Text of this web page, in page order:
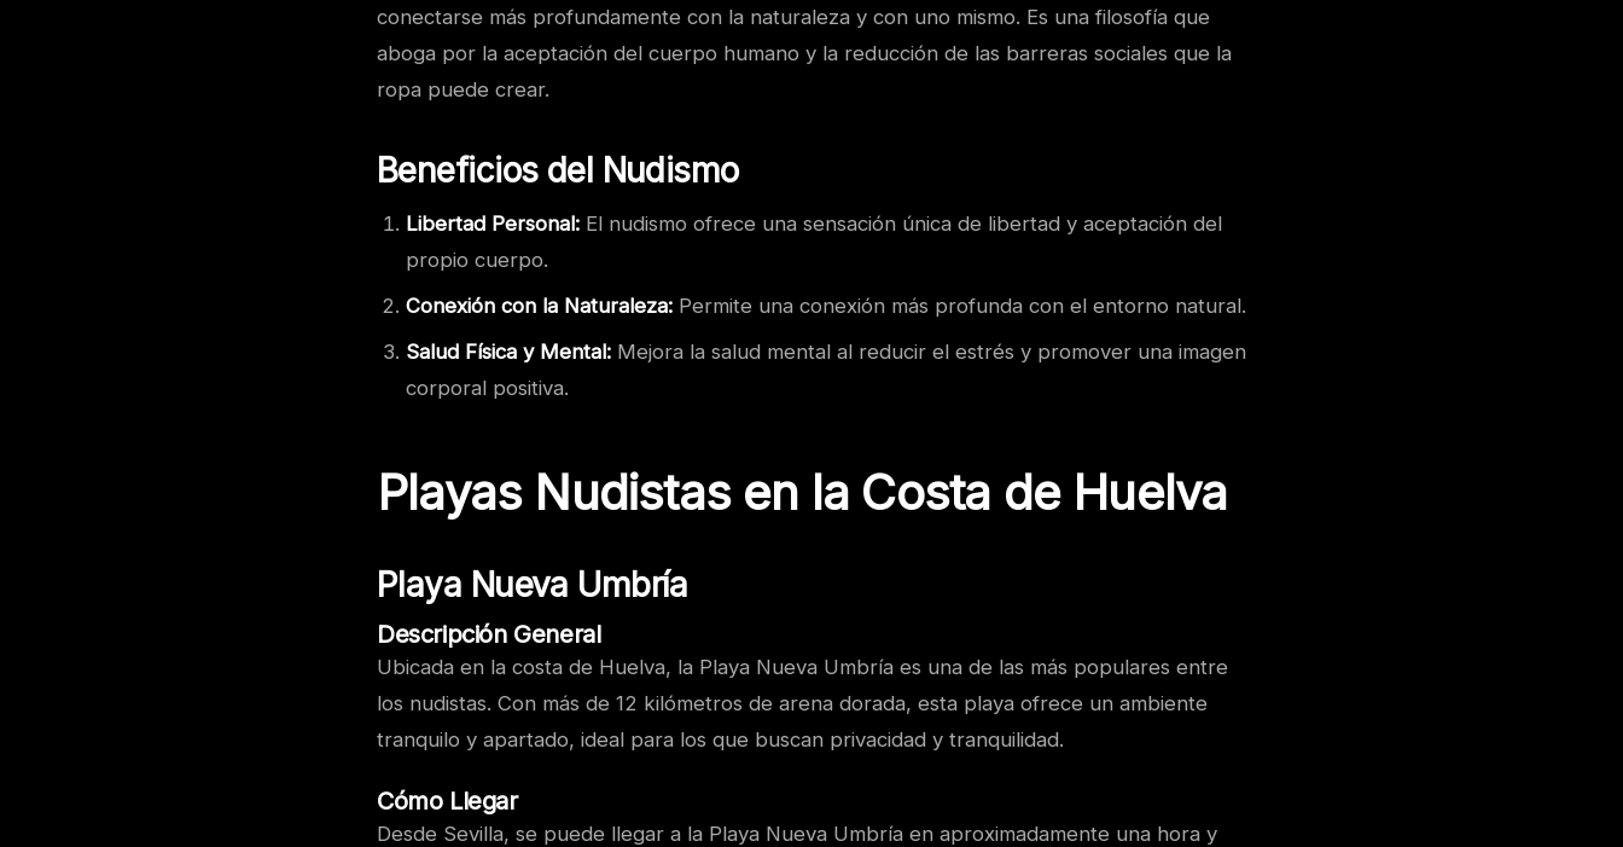
conectarse más profundamente con la naturaleza y con uno mismo. Es una filosofía que
aboga por la aceptación del cuerpo humano y la reducción de las barreras sociales que la
ropa puede crear.
Beneficios del Nudismo
Libertad Personal: El nudismo ofrece una sensación única de libertad y aceptación del
propio cuerpo.
Conexión con la Naturaleza: Permite una conexión más profunda con el entorno natural.
Salud Física y Mental: Mejora la salud mental al reducir el estrés y promover una imagen
corporal positiva.
Playas Nudistas en la Costa de Huelva
Playa Nueva Umbría
Descripción General
Ubicada en la costa de Huelva, la Playa Nueva Umbría es una de las más populares entre
los nudistas. Con más de 12 kilómetros de arena dorada, esta playa ofrece un ambiente
tranquilo y apartado, ideal para los que buscan privacidad y tranquilidad.
Cómo Llegar
Desde Sevilla, se puede llegar a la Playa Nueva Umbría en aproximadamente una hora y